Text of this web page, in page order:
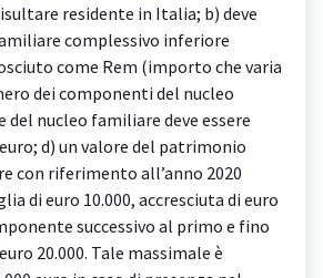
residente in Italia; b) deve
complessivo inferiore
come Rem (importo che varia
dei componenti del nucleo
del nucleo familiare deve essere
d) un valore del patrimonio
con riferimento all’anno 2020
di euro 10.000, accresciuta di euro
successivo al primo e fino
20.000. Tale massimale è